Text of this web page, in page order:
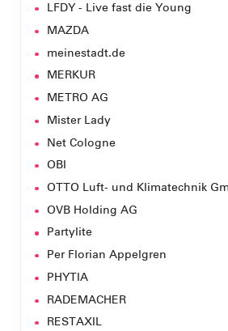
LFDY - Live fast die Young
MAZDA
meinestadt.de
MERKUR
METRO AG
Mister Lady
Net Cologne
OBI
OTTO Luft- und Klimatechnik
OVB Holding AG
Partylite
Per Florian Appelgren
PHYTIA
RADEMACHER
RESTAXIL